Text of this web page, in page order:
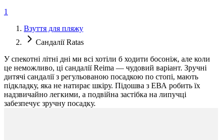
1
Взуття для пляжу
Сандалії Ratas
У спекотні літні дні ми всі хотіли б ходити босоніж, але коли
це неможливо, ці сандалії Reima — чудовий варіант. Зручні
дитячі сандалії з регульованою посадкою по стопі, мають
підкладку, яка не натирає шкіру. Підошва з ЕВА робить їх
надзвичайно легкими, а подвійна застібка на липучці
забезпечує зручну посадку.